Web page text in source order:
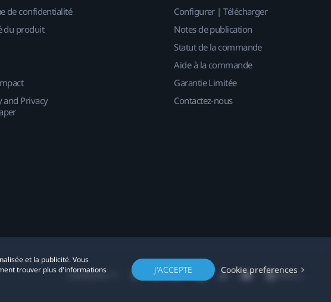
et la publicité. Vous
trouver plus d'informations
J'ACCEPTE Cookie preferences
de confidentialité
du produit
and Privacy
Configurer | Télécharger
Notes de publication
Statut de la commande
Aide à la commande
Garantie Limitée
Contactez-nous
Localisation